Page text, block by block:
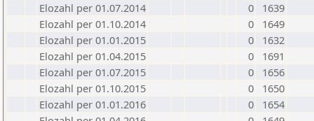
Elozahl per 01.07.2014
0
1639
Elozahl per 01.10.2014
0
1649
Elozahl per 01.01.2015
0
1632
Elozahl per 01.04.2015
0
1691
Elozahl per 01.07.2015
0
1656
Elozahl per 01.10.2015
0
1650
Elozahl per 01.01.2016
0
1654